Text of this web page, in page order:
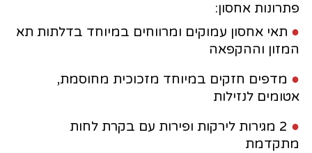
פתרונות אחסון:
● תאי אחסון עמוקים ומרווחים במיוחד בדלתות תא
המזון וההקפאה
● מדפים חזקים במיוחד מזכוכית מחוסמת,
אטומים לנזילות
●
2 מגירות לירקות ופירות עם בקרת לחות
מתקדמת